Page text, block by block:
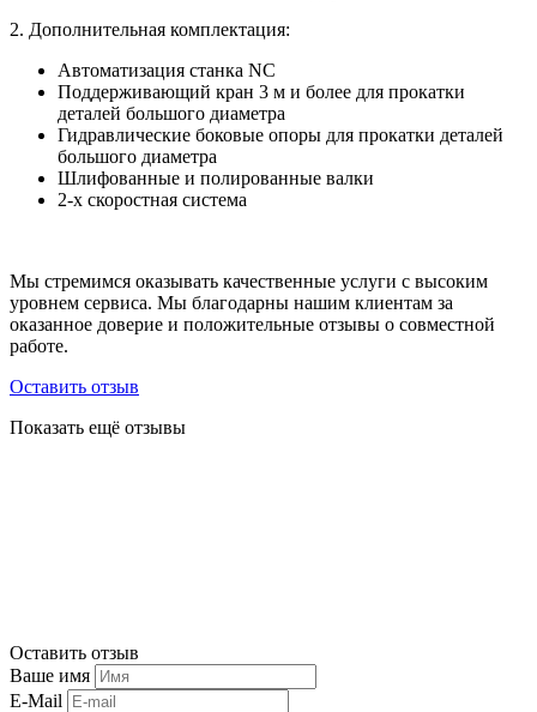
2. Дополнительная комплектация:
Автоматизация станка NC
Поддерживающий кран 3 м и более для прокатки
деталей большого диаметра
Гидравлические боковые опоры для прокатки деталей
большого диаметра
Шлифованные и полированные валки
2-х скоростная система
Мы стремимся оказывать качественные услуги с высоким
уровнем сервиса. Мы благодарны нашим клиентам за
оказанное доверие и положительные отзывы о совместной
работе.
Оставить отзыв
Показать ещё отзывы
Оставить отзыв
Ваше имя
E-Mail